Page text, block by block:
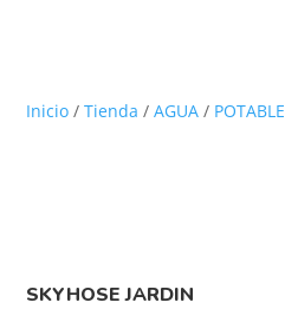
Inicio /Tienda /AGUA / POTABLE
SKYHOSE JARDIN